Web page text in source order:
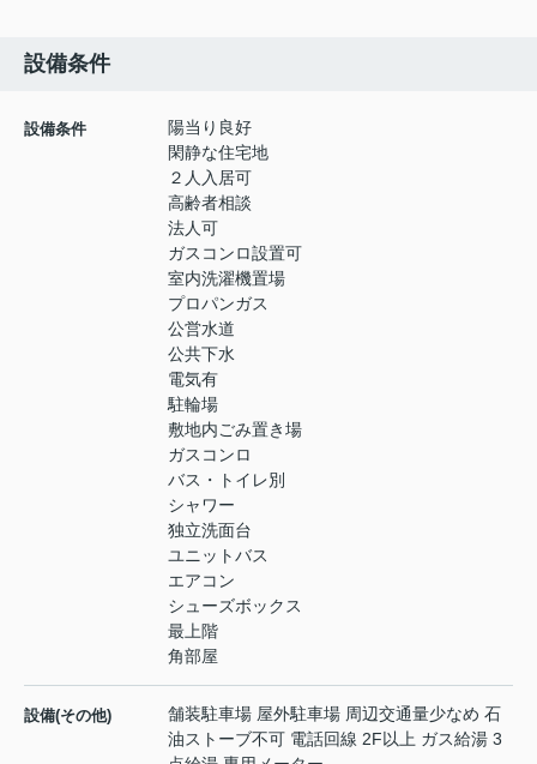
設備条件
設備条件
陽当り良好
閑静な住宅地
２人入居可
高齢者相談
法人可
ガスコンロ設置可
室内洗濯機置場
プロパンガス
公営水道
公共下水
電気有
駐輪場
敷地内ごみ置き場
ガスコンロ
バス・トイレ別
シャワー
独立洗面台
ユニットバス
エアコン
シューズボックス
最上階
角部屋
設備(その他)
舗装駐車場 屋外駐車場 周辺交通量少なめ 石
油ストーブ不可 電話回線 2F以上 ガス給湯 3